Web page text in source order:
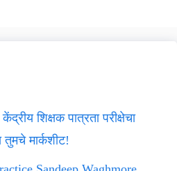
शिक्षक पात्रता परीक्षेचा
मार्कशीट!